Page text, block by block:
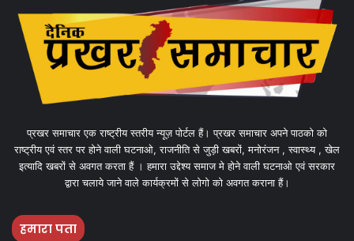
प्रखर समाचार एक राष्ट्रीय स्तरीय न्यूज़ पोर्टल हैं। प्रखर समाचार अपने पाठको को
राष्ट्रीय एवं स्तर पर होने वाली घटनाओ, राजनीति से जुड़ी खबरों, मनोरंजन , स्वास्थ्य , खेल
इत्यादि खबरों से अवगत करता हैं । हमारा उद्देश्य समाज मे होने वाली घटनाओ एवं सरकार
द्वारा चलाये जाने वाले कार्यक्रमों से लोगो को अवगत कराना हैं।
हमारा पता